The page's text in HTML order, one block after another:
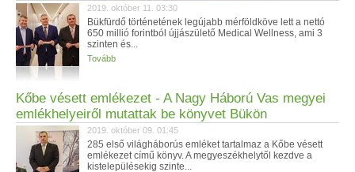
2019. október 11. 03:30
Bükfürdő történetének legújabb mérföldköve lett a nettó
650 millió forintból újjászülető Medical Wellness, ami 3
szinten és...
Tovább
Kőbe vésett emlékezet - A Nagy Háború Vas megyei
emlékhelyeiről mutattak be könyvet Bükön
2019. október 09. 01:45
285 első világháborús emléket tartalmaz a Kőbe vésett
emlékezet című könyv. A megyeszékhelytől kezdve a
kistelepülésekig szinte...